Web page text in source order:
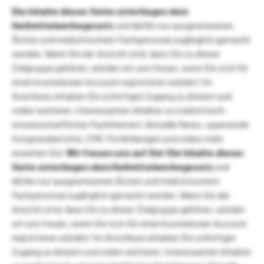
Die Inhalte dieser Seite unterliegen dem
Heilmittelwerbegesetzund dürfen nur ausgewiesenen
Ärzten und medizinischem Fachpersonal zugänglich gemacht
werden. Wenn Sie der Ansicht sind, dass Sie zu dieser
Zielgruppe gehören, würden wir uns freuen, wenn Sie sich für
einen kostenlosen Account registrieren würden! Im
Anschluss erhalten Sie sofortigen Zugang zu diesem und
vielen weiteren, interessanten Inhalten zu medizinisch-
wissenschaftlichen Fachthemen! Aktuelle News, spannende
Kongressberichte, CME-Fortbildungen und vieles mehr
erwarten Sie!Wir freuen uns auf Sie!Die Inhalte dieser
Seite unterliegen dem Heilmittelwerbegesetzund
dürfen nur ausgewiesenen Ärzten und medizinischem
Fachpersonal zugänglich gemacht werden. Wenn Sie der
Ansicht sind, dass Sie zu dieser Zielgruppe gehören, würden
wir uns freuen, wenn Sie sich für einen kostenlosen Account
registrieren würden! Im Anschluss erhalten Sie sofortigen
Zugang zu diesem und vielen weiteren, interessanten Inhalten